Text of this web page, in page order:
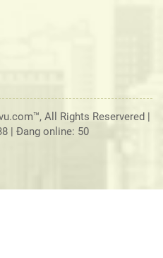
All Rights Reservered |
| Đang online: 50